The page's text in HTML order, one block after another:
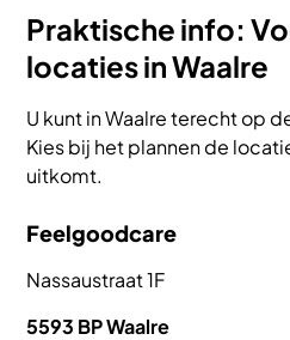
Praktische info:
locaties in Waalre
U kunt in Waalre terecht op
Kies bij het plannen de
uitkomt.
Feelgoodcare
Nassaustraat 1F
5593 BP Waalre